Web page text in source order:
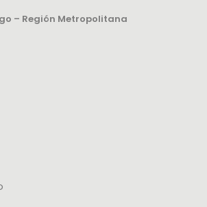
– Región Metropolitana